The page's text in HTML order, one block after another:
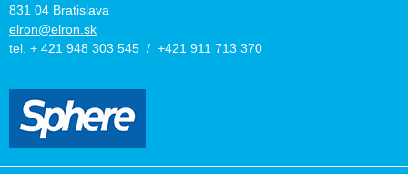
831 04 Bratislava
elron@elron.sk
tel. + 421 948 303 545 / +421 911 713 370